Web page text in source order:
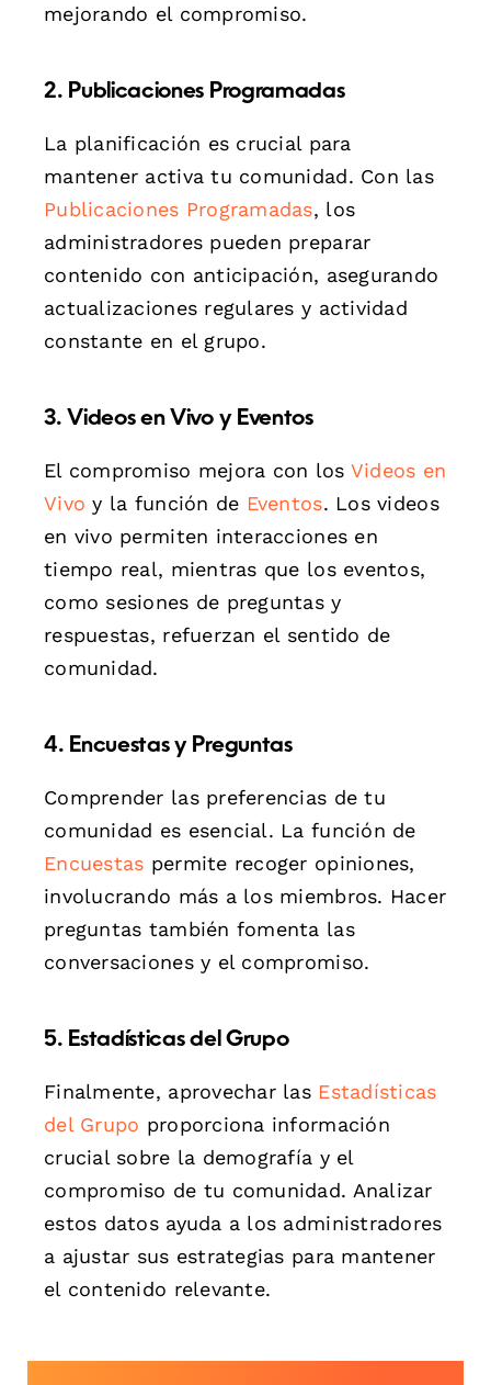
mejorando el compromiso.
2. Publicaciones Programadas
La planificación es crucial para
mantener activa tu comunidad. Con las
Publicaciones Programadas, los
administradores pueden preparar
contenido con anticipación, asegurando
actualizaciones regulares y actividad
constante en el grupo.
3. Videos en Vivo y Eventos
El compromiso mejora con los Videos en
Vivo y la función de Eventos. Los videos
en vivo permiten interacciones en
tiempo real, mientras que los eventos,
como sesiones de preguntas y
respuestas, refuerzan el sentido de
comunidad.
4. Encuestas y Preguntas
Comprender las preferencias de tu
comunidad es esencial. La función de
Encuestas permite recoger opiniones,
involucrando más a los miembros. Hacer
preguntas también fomenta las
conversaciones y el compromiso.
5. Estadísticas del Grupo
Finalmente, aprovechar las Estadísticas
del Grupo proporciona información
crucial sobre la demografía y el
compromiso de tu comunidad. Analizar
estos datos ayuda a los administradores
a ajustar sus estrategias para mantener
el contenido relevante.